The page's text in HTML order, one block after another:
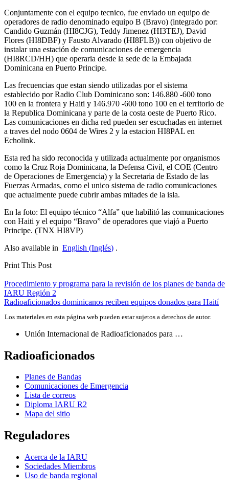
Conjuntamente con el equipo tecnico, fue enviado un equipo de
operadores de radio denominado equipo B (Bravo) (integrado por:
Candido Guzmán (HI8CJG), Teddy Jimenez (HI3TEJ), David
Flores (HI8DBF) y Fausto Alvarado (HI8FLB)) con objetivo de
instalar una estación de comunicaciones de emergencia
(HI8RCD/HH) que operaria desde la sede de la Embajada
Dominicana en Puerto Principe.
Las frecuencias que estan siendo utilizadas por el sistema
establecido por Radio Club Dominicano son: 146.880 ‑600 tono
100 en la frontera y Haiti y 146.970 ‑600 tono 100 en el territorio de
la Republica Dominicana y parte de la costa oeste de Puerto Rico.
Las comunicaciones en dicha red pueden ser escuchadas en internet
a traves del nodo 0604 de Wires 2 y la estacion HI8PAL en
Echolink.
Esta red ha sido reconocida y utilizada actualmente por organismos
como la Cruz Roja Dominicana, la Defensa Civil, el COE (Centro
de Operaciones de Emergencia) y la Secretaria de Estado de las
Fuerzas Armadas, como el unico sistema de radio comunicaciones
que actualmente puede cubrir ambas mitades de la isla.
En la foto: El equipo técnico “Alfa” que habilitó las comunicaciones
con Haiti y el equipo “Bravo” de operadores que viajó a Puerto
Principe. (TNX HI8VP)
Also available in English (Inglés) .
Print This Post
Navegación
de
entradas
Procedimiento y programa para la revisión de los planes de banda de
IARU Región 2
Radioaficionados dominicanos reciben equipos donados para Haití
Los materiales en esta página web pueden estar sujetos a derechos de autor.
Unión Internacional de Radioaficionados para …
Radioaficionados
Planes de Bandas
Comunicaciones de Emergencia
Lista de correos
Diploma IARU R2
Mapa del sitio
Reguladores
Acerca de la IARU
Sociedades Miembros
Uso de banda regional